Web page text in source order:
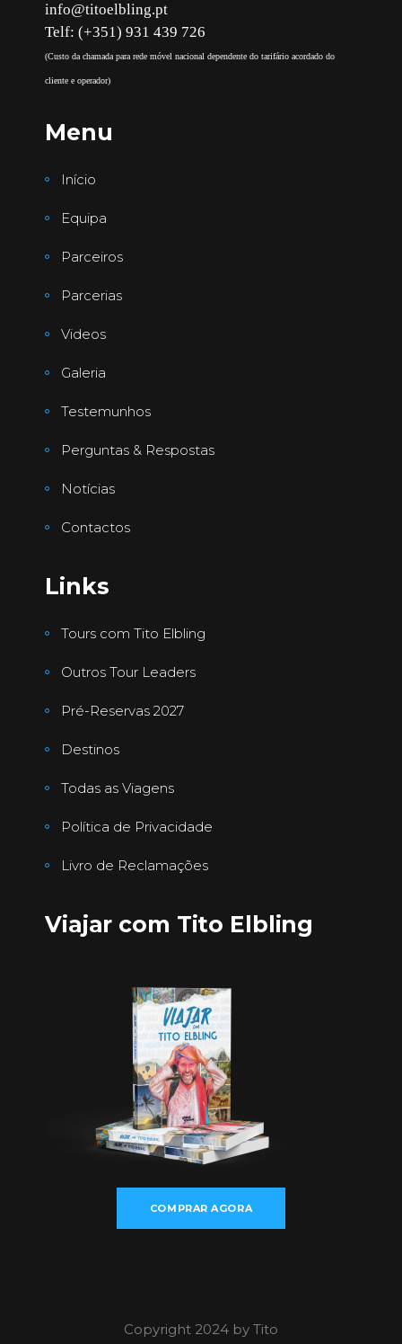
info@titoelbling.pt
Telf: (+351) 931 439 726
(Custo da chamada para rede móvel nacional dependente do tarifário acordado do
cliente e operador)
Menu
Início
Equipa
Parceiros
Parcerias
Videos
Galeria
Testemunhos
Perguntas & Respostas
Notícias
Contactos
Links
Tours com Tito Elbling
Outros Tour Leaders
Pré-Reservas 2027
Destinos
Todas as Viagens
Política de Privacidade
Livro de Reclamações
Viajar com Tito Elbling
COMPRAR AGORA
Copyright 2024 by Tito